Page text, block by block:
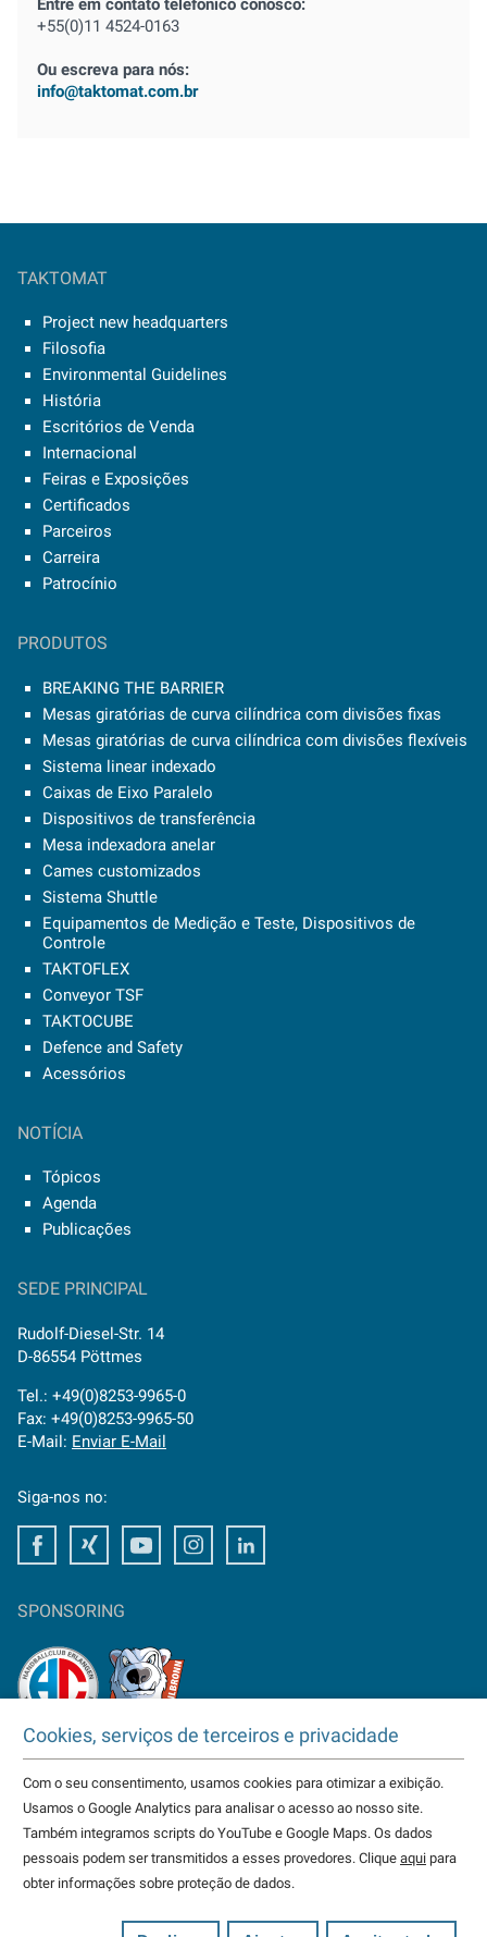
Entre em contato telefônico conosco:
+55(0)11 4524-0163
Ou escreva para nós:
info@taktomat.com.br
TAKTOMAT
Project new headquarters
Filosofia
Environmental Guidelines
História
Escritórios de Venda
Internacional
Feiras e Exposições
Certificados
Parceiros
Carreira
Patrocínio
PRODUTOS
BREAKING THE BARRIER
Mesas giratórias de curva cilíndrica com divisões fixas
Mesas giratórias de curva cilíndrica com divisões flexíveis
Sistema linear indexado
Caixas de Eixo Paralelo
Dispositivos de transferência
Mesa indexadora anelar
Cames customizados
Sistema Shuttle
Equipamentos de Medição e Teste, Dispositivos de
Controle
TAKTOFLEX
Conveyor TSF
TAKTOCUBE
Defence and Safety
Acessórios
NOTÍCIA
Tópicos
Agenda
Publicações
SEDE PRINCIPAL
Rudolf-Diesel-Str. 14
D-86554 Pöttmes
Tel.: +49(0)8253-9965-0
Fax: +49(0)8253-9965-50
E-Mail: Enviar E-Mail
Siga-nos no:
FacebookXing Youtube Instagram
SPONSORING
TAKTOMAT ist Partner von
HC Erlangen
weitere...
Avisos Legais
Política de Privacidade
Termos e
Cookies, serviços de terceiros e privacidade
Com o seu consentimento, usamos cookies para otimizar a exibição.
Usamos o Google Analytics para analisar o acesso ao nosso site.
Também integramos scripts do YouTube e Google Maps. Os dados
pessoais podem ser transmitidos a esses provedores. Clique aqui para
obter informações sobre proteção de dados.